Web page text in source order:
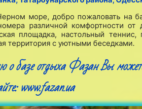
море, добро пожаловать на
различной комфортности от
площадка, настольный
территория с уютными беседками.
базе отдыха Фазан Вы
www.fazan.ua